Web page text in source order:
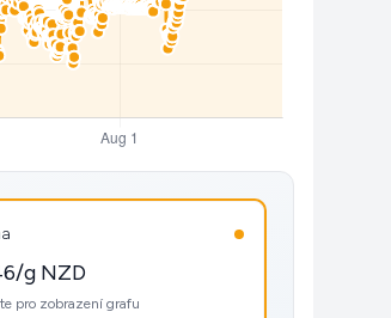
g NZD
pro zobrazení grafu